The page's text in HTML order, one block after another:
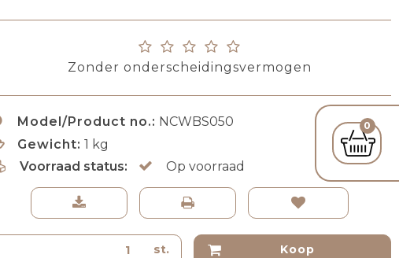
0
Zonder onderscheidingsvermogen
Model/Product no.: NCWBS050
Gewicht: 1 kg
Voorraad status:
Op voorraad
st. Koop